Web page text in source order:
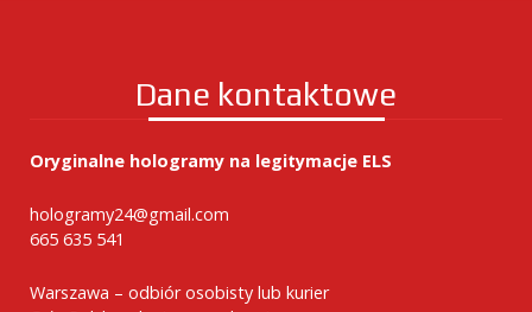
Dane kontaktowe
Oryginalne hologramy na legitymacje ELS
hologramy24@gmail.com
665 635 541
Warszawa – odbiór osobisty lub kurier